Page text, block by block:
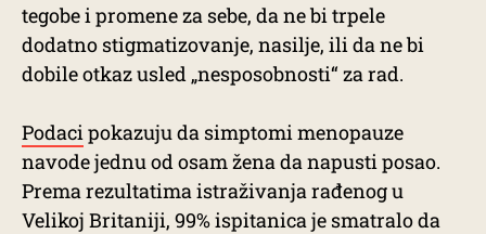
tegobe i promene za sebe, da ne bi trpele
dodatno stigmatizovanje, nasilje, ili da ne bi
dobile otkaz usled „nesposobnosti“ za rad.
Podaci pokazuju da simptomi menopauze
navode jednu od osam žena da napusti posao.
Prema rezultatima istraživanja rađenog u
Velikoj Britaniji, 99% ispitanica je smatralo da